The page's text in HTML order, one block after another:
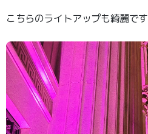
こちらのライトアップも綺麗です